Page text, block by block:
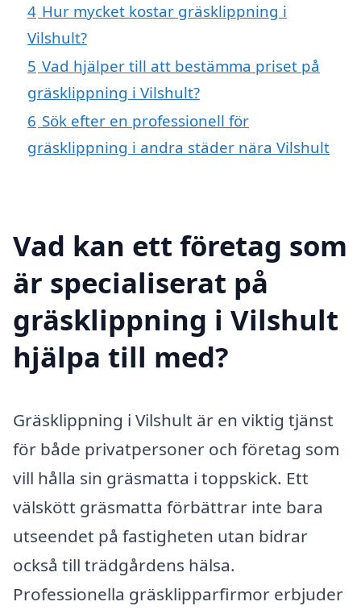
4 Hur mycket kostar gräsklippning i
Vilshult?
5 Vad hjälper till att bestämma priset på
gräsklippning i Vilshult?
6 Sök efter en professionell för
gräsklippning i andra städer nära Vilshult
Vad kan ett företag som
är specialiserat på
gräsklippning i Vilshult
hjälpa till med?
Gräsklippning i Vilshult är en viktig tjänst
för både privatpersoner och företag som
vill hålla sin gräsmatta i toppskick. Ett
välskött gräsmatta förbättrar inte bara
utseendet på fastigheten utan bidrar
också till trädgårdens hälsa.
Professionella gräsklipparfirmor erbjuder